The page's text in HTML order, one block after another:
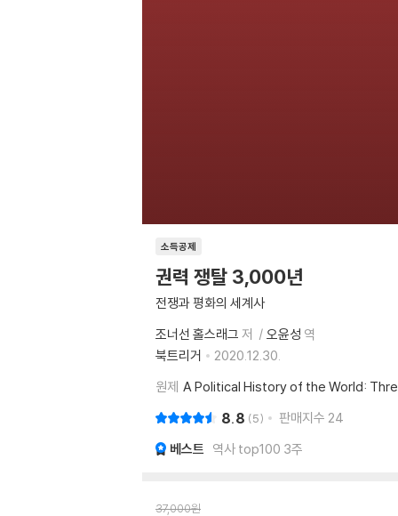
소득공제
권력 쟁탈 3,000년
전쟁과 평화의 세계사
조너선 홀스래그 저 오윤성 역
북트리거
2020.12.30.
원제 A Political History of the World:
8.8 5 판매지수 24
베스트 역사 top100 3주
37,000원